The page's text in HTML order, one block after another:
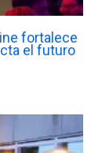
fortalece
el futuro